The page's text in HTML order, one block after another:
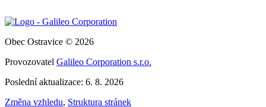
Obec Ostravice © 2026
Provozovatel Galileo Corporation s.r.o.
Poslední aktualizace: 6. 8. 2026
Změna vzhledu, Struktura stránek